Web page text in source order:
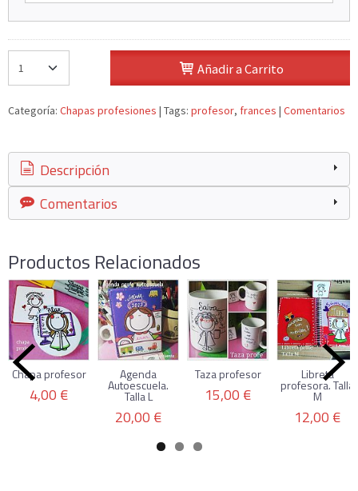
Añadir a Carrito
Categoría: Chapas profesiones | Tags: profesor frances | Comentarios
Descripción
Comentarios
Productos Relacionados
Chapa profesor
4,00 €
Agenda
Autoescuela.
Talla L
20,00 €
Taza profesor
15,00 €
Libreta
profesora. Talla
M
12,00 €